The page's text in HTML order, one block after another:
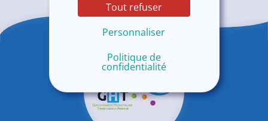
Tout refuser
Personnaliser
Politique de
confidentialité